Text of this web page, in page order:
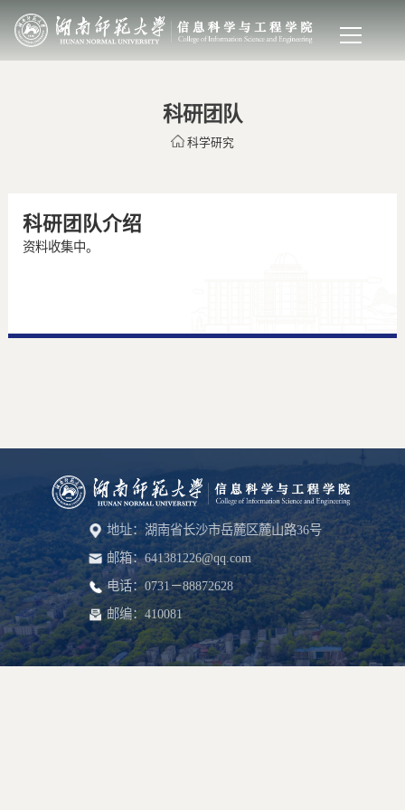
科研团队
科学研究
科研团队介绍
资料收集中。
地址：湖南省长沙市岳麓区麓山路36号
邮箱：641381226@qq.com
电话：0731－88872628
邮编：410081